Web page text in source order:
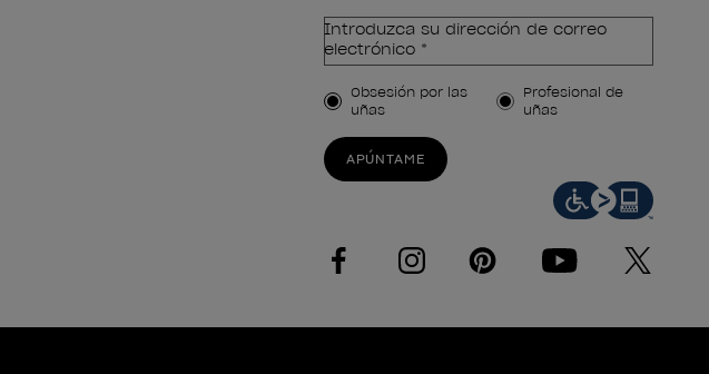
Introduzca su dirección de correo
electrónico *
Tipo de cliente
Obsesión por las
uñas
Profesional de
uñas
APÚNTAME